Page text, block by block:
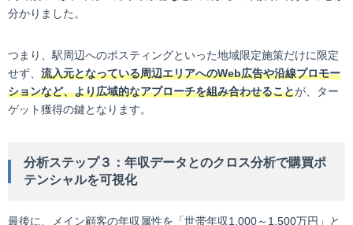
分かりました。
つまり、駅周辺へのポスティングといった地域限定施策だけに限定
せず、 流入元となっている周辺エリアへのWeb広告や沿線プロモー
ションなど、より広域的なアプローチを組み合わせることが、ター
ゲット獲得の鍵となります。
分析ステップ３：年収データとのクロス分析で購買ポ
テンシャルを可視化
最後に、メイン顧客の年収属性を「世帯年収1,000～1,500万円」と